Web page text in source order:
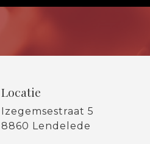
Locatie
Izegemsestraat 5
8860 Lendelede